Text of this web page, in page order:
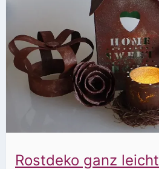
Rostdeko ganz leicht